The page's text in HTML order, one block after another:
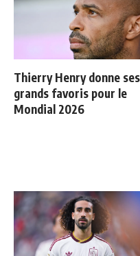
Thierry Henry donne
grands favoris pour le
Mondial 2026